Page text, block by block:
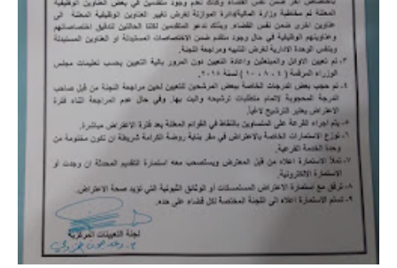
الاخبار الاقتصادية
الاخبار الرياضية
المدارس
اخبار وقرارات وزارة التربية
نتائج الامتحانات
المرحلة الابتدائية